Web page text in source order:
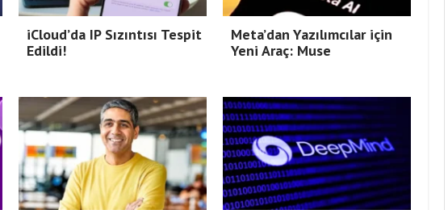
iCloud’da IP Sızıntısı Tespit
Edildi!
Meta’dan Yazılımcılar için
Yeni Araç: Muse